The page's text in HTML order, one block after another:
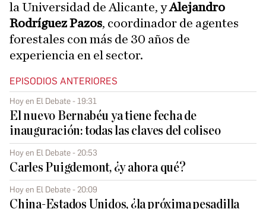
la Universidad de Alicante, yAlejandro
Rodríguez Pazos, coordinador de agentes
forestales con más de 30 años de
experiencia en el sector.
EPISODIOS ANTERIORES
Hoy en El Debate - 19:31
El nuevo Bernabéu ya tiene fecha de
inauguración: todas las claves del coliseo
Hoy en El Debate - 20:53
Carles Puigdemont, ¿y ahora qué?
Hoy en El Debate - 20:09
China-Estados Unidos, ¿la próxima pesadilla